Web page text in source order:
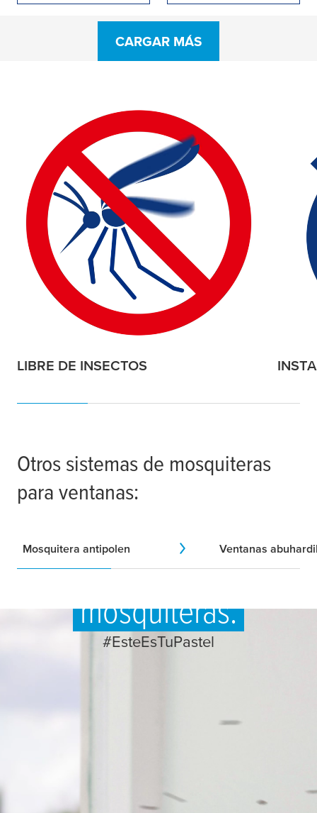
CARGAR MÁS
LIBRE DE INSECTOS
Otros sistemas de mosquiteras
para ventanas:
Mosquitera antipolen Ventanas
El poder de las
mosquiteras.
#EsteEsTuPastel